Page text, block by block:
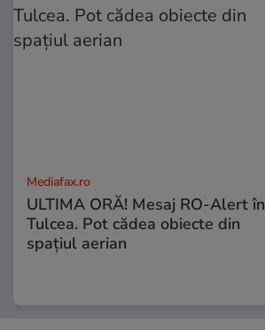
Mediafax.ro
ULTIMA ORĂ! Mesaj RO-Alert în
Tulcea. Pot cădea obiecte din
spațiul aerian